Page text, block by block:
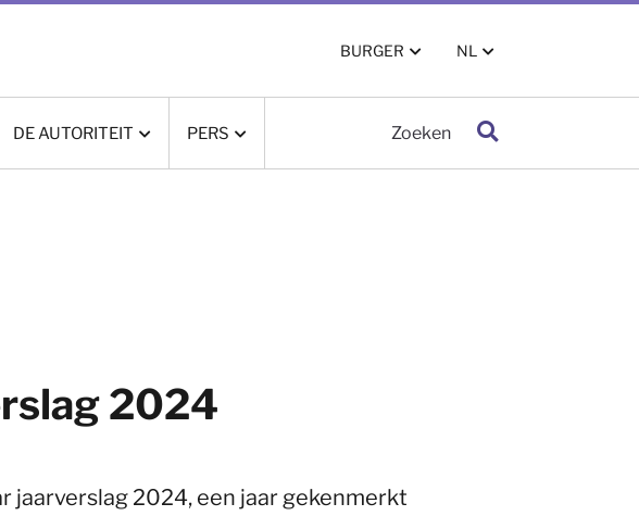
BURGER NL
DE AUTORITEIT PERS
2024
jaarverslag 2024, een jaar gekenmerkt